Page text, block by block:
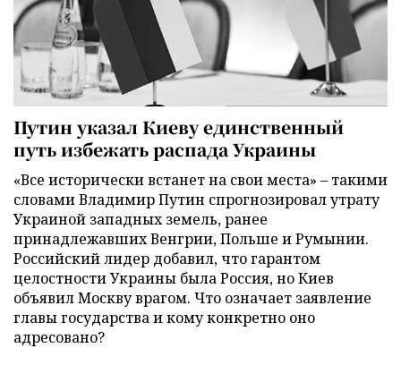
Путин указал Киеву единственный
путь избежать распада Украины
«Все исторически встанет на свои места» – такими
словами Владимир Путин спрогнозировал утрату
Украиной западных земель, ранее
принадлежавших Венгрии, Польше и Румынии.
Российский лидер добавил, что гарантом
целостности Украины была Россия, но Киев
объявил Москву врагом. Что означает заявление
главы государства и кому конкретно оно
адресовано?